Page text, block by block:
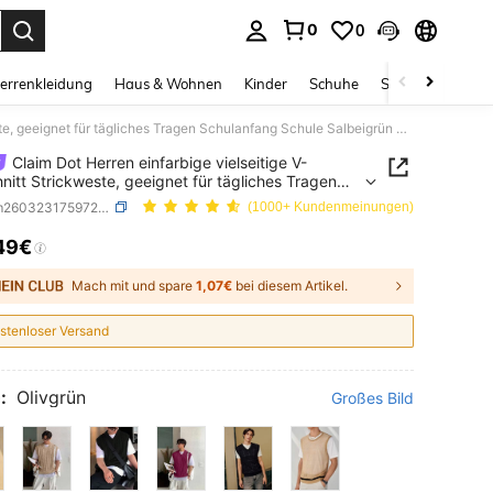
0 0
Haus & Wohnen Kinder Schuhe Schmuck &
Claim Dot Herren einfarbige vielseitige V-Ausschnitt Strickweste, geeignet für tägliches Tragen Schulanfang Schule Salbeigrün Herbst Lässig, Feiertag
Claim Dot Herren einfarbige vielseitige V-
Strickweste, geeignet für tägliches Tragen
Schule Salbeigrün Herbst Lässig, Feiertag
SKU: sm260323175972343842210 (1000+ Kundenmeinungen)
AND AVAILABILITY
Mach mit und spare 1,07€ bei diesem Artikel.
Versand
Olivgrün Großes Bild